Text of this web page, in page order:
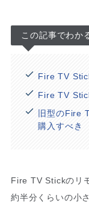
この記事でわか
Fire TV
Fire TV
旧型のFire
購入すべき
Fire TV Stickのリ
約半分くらいの小